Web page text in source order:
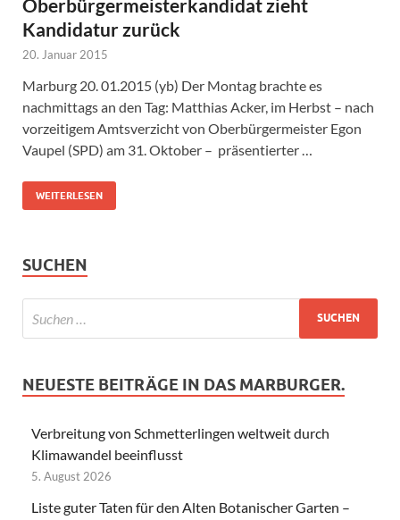
Oberbürgermeisterkandidat zieht
Kandidatur zurück
20. Januar 2015
Marburg 20. 01.2015 (yb) Der Montag brachte es
nachmittags an den Tag: Matthias Acker, im Herbst – nach
vorzeitigem Amtsverzicht von Oberbürgermeister Egon
Vaupel (SPD) am 31. Oktober – präsentierter …
WEITERLESEN
SUCHEN
NEUESTE BEITRÄGE IN DAS MARBURGER.
Verbreitung von Schmetterlingen weltweit durch
Klimawandel beeinflusst
5. August 2026
Liste guter Taten für den Alten Botanischer Garten –